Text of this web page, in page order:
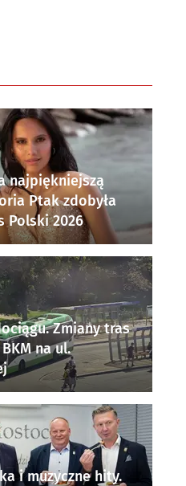
najpiękniejszą
Ptak zdobyła
Polski 2026
Zmiany tras
na ul.
i muzyczne hity.